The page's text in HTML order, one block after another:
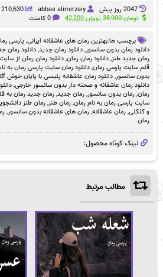
2047 روز پيش abbas alimirzaiy
210,630 views
تومان38,900
قیمت
بود.
تومان42,200
قیمت
است.
0 کامنت
برچسب ها:بهترین رمان های عاشقانه ایرانی, پارسی
دانلود رمان بدون سانسور,دانلود رمان جدید,دانلود رمان
رمان جدید طنز,دانلود رمان رمان,دانلود رمان رمان از
قلم سایت پارسی رمان,دانلود رمان سایت پارسی رمان به
بدون سانسور,دانلود رمان عاشقانه پلیسی با پایان خوش pdf
دانلود رمان عاشقانه و صحنه دار بدون سانسور خارجی,
رمان,رمان بدون سانسور,رمان جدید,رمان جدید رمان به
سایت پارسی رمان به نام رمان,رمان طنز,رمان طنز
و کلکلی,رمان عاشقانه,رمان های عاشقانه بدون سانسور,
رمان
لینک کوتاه محصول:
مطالب مرتبط